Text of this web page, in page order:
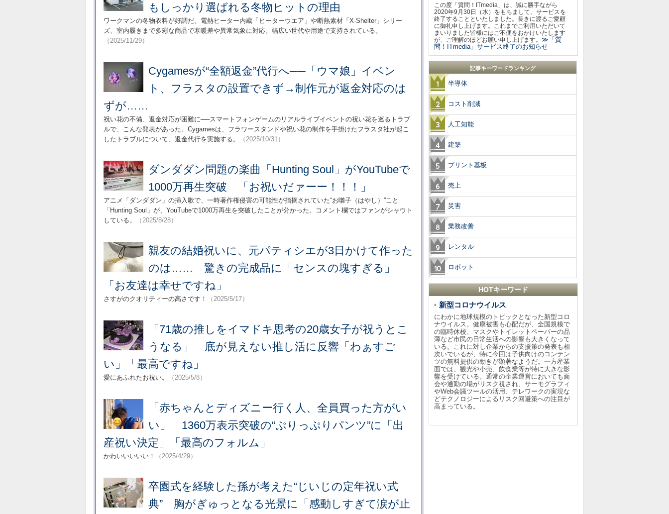
もしっかり選ばれる冬物ヒットの理由
ワークマンの冬物衣料が好調だ。電熱ヒーター内蔵「ヒーターウエア」や断熱素材「X-Shelter」シリー
ズ、室内履きまで多彩な商品で寒暖差や異常気象に対応。幅広い世代や用途で支持されている。
（2025/11/29）
Cygamesが“全額返金”代行へ──「ウマ娘」イベン
ト、フラスタの設置できず→制作元が返金対応のは
ずが……
祝い花の不備、返金対応が困難に──スマートフォンゲームのリアルライブイベントの祝い花を巡るトラブ
ルで、こんな発表があった。Cygamesは、フラワースタンドや祝い花の制作を手掛けたフラスタ社が起こ
したトラブルについて、返金代行を実施する。
（2025/10/31）
ダンダダン問題の楽曲「Hunting Soul」がYouTubeで
1000万再生突破 「お祝いだァーー！！！」
アニメ「ダンダダン」の挿入歌で、一時著作権侵害の可能性が指摘されていた“お囃子（はやし）”こと
「Hunting Soul」が、YouTubeで1000万再生を突破したことが分かった。コメント欄ではファンがシャウト
している。
（2025/8/28）
親友の結婚祝いに、元パティシエが3日かけて作った
のは…… 驚きの完成品に「センスの塊すぎる」
「お友達は幸せですね」
さすがのクオリティーの高さです！ （2025/5/17）
「71歳の推しをイマドキ思考の20歳女子が祝うとこ
うなる」 底が見えない推し活に反響「わぁすご
い」「最高ですね」
愛にあふれたお祝い。 （2025/5/8）
「赤ちゃんとディズニー行く人、全員買った方がい
い」 1360万表示突破の“ぷりっぷりパンツ”に「出
産祝い決定」「最高のフォルム」
かわいいいいい！ （2025/4/29）
卒園式を経験した孫が考えた“じいじの定年祝い式
典” 胸がぎゅっとなる光景に「感動しすぎて涙が止
この度「質問！ITmedia」は、誠に勝手ながら
2020年9月30日（水）をもちまして、サービスを
終了することといたしました。長きに渡るご愛顧
に御礼申し上げます。これまでご利用いただいて
まいりました皆様にはご不便をおかけいたします
が、ご理解のほどお願い申し上げます。 ≫「質
問！ITmedia」サービス終了のお知らせ
記事キーワードランキング
半導体
コスト削減
人工知能
建築
プリント基板
売上
災害
業務改善
レンタル
ロボット
HOTキーワード
新型コロナウイルス
にわかに地球規模のトピックとなった新型コロ
ナウイルス。健康被害も心配だが、全国規模で
の臨時休校、マスクやトイレットペーパーの品
薄など市民の日常生活への影響も大きくなって
いる。これに対し企業からの支援策の発表も相
次いでいるが、特に今回は子供向けのコンテン
ツの無料提供の動きが顕著なようだ。一方産業
面では、観光や小売、飲食業等が特に大きな影
響を受けている。通常の企業運営においても面
会や通勤の場がリスク視され、サーモグラフィ
やWeb会議ツールの活用、テレワークの実現な
どテクノロジーによるリスク回避策への注目が
高まっている。